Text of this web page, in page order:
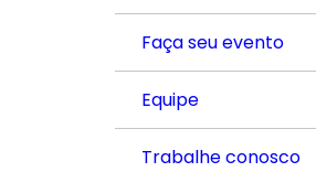
Faça seu evento
Equipe
Trabalhe conosco